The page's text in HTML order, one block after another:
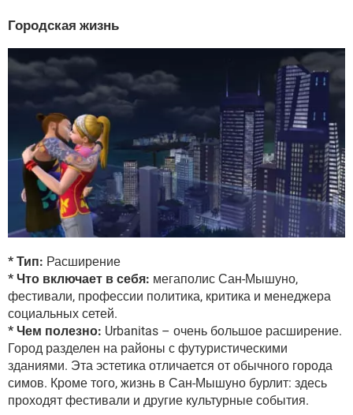
Городская жизнь
* Тип: Расширение
* Что включает в себя: мегаполис Сан-Мышуно,
фестивали, профессии политика, критика и менеджера
социальных сетей.
* Чем полезно: Urbanitas – очень большое расширение.
Город разделен на районы с футуристическими
зданиями. Эта эстетика отличается от обычного города
симов. Кроме того, жизнь в Сан-Мышуно бурлит: здесь
проходят фестивали и другие культурные события.